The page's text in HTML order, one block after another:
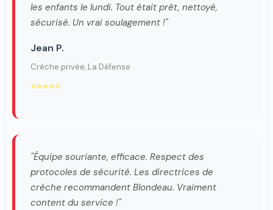
les enfants le lundi. Tout était prêt, nettoyé,
sécurisé. Un vrai soulagement !"
Jean P.
Crèche privée, La Défense
⭐⭐⭐⭐⭐
"Équipe souriante, efficace. Respect des
protocoles de sécurité. Les directrices de
crèche recommandent Blondeau. Vraiment
content du service !"